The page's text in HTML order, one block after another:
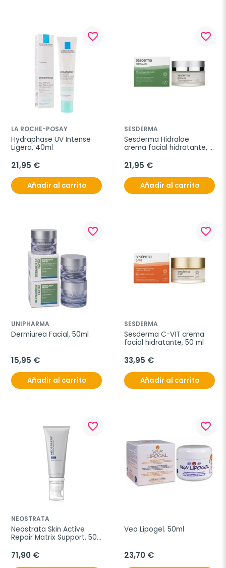
favorite_border
LA ROCHE-POSAY
Hydraphase UV Intense
Ligera, 40ml
21,95 €
Añadir al carrito
favorite_border
SESDERMA
Sesderma Hidraloe
crema facial hidratante,
21,95 €
Añadir al carrito
favorite_border
UNIPHARMA
Dermiurea Facial, 50ml
15,95 €
Añadir al carrito
favorite_border
SESDERMA
Sesderma C-VIT crema
facial hidratante, 50 ml
33,95 €
Añadir al carrito
favorite_border
NEOSTRATA
Neostrata Skin Active
Repair Matrix Support, 50
71,90 €
favorite_border
Vea Lipogel. 50ml
23,70 €